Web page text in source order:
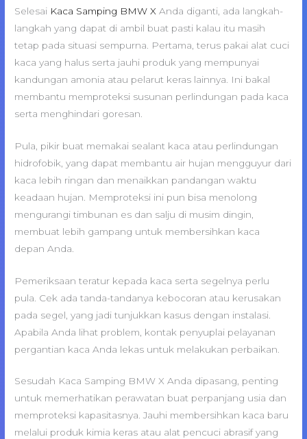
Selesai Kaca Samping BMW X Anda diganti, ada langkah-
langkah yang dapat di ambil buat pasti kalau itu masih
tetap pada situasi sempurna. Pertama, terus pakai alat cuci
kaca yang halus serta jauhi produk yang mempunyai
kandungan amonia atau pelarut keras lainnya. Ini bakal
membantu memproteksi susunan perlindungan pada kaca
serta menghindari goresan.
Pula, pikir buat memakai sealant kaca atau perlindungan
hidrofobik, yang dapat membantu air hujan mengguyur dari
kaca lebih ringan dan menaikkan pandangan waktu
keadaan hujan. Memproteksi ini pun bisa menolong
mengurangi timbunan es dan salju di musim dingin,
membuat lebih gampang untuk membersihkan kaca
depan Anda.
Pemeriksaan teratur kepada kaca serta segelnya perlu
pula. Cek ada tanda-tandanya kebocoran atau kerusakan
pada segel, yang jadi tunjukkan kasus dengan instalasi.
Apabila Anda lihat problem, kontak penyuplai pelayanan
pergantian kaca Anda lekas untuk melakukan perbaikan.
Sesudah Kaca Samping BMW X Anda dipasang, penting
untuk memerhatikan perawatan buat perpanjang usia dan
memproteksi kapasitasnya. Jauhi membersihkan kaca baru
melalui produk kimia keras atau alat pencuci abrasif yang